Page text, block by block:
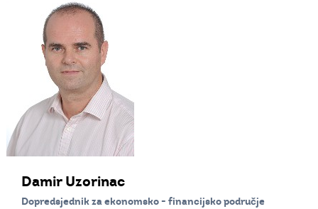
DamirUzorinac
Dopredsjednik za ekonomsko - financijsko područje